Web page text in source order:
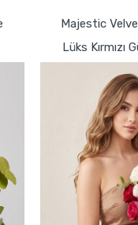
Majestic
Lüks Kırmızı